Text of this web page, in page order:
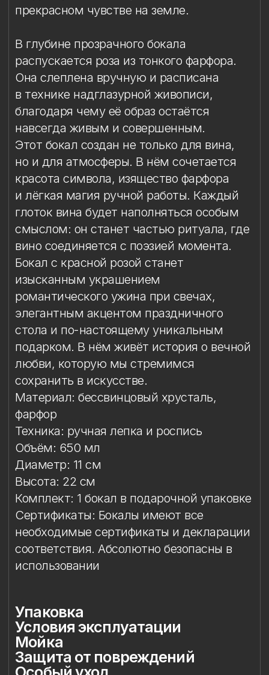
красота символа, изящество фарфора
смыслом: он станет частью ритуала, где
вино соединяется с поэзией момента.
Бокал с красной розой станет
романтического ужина при свечах,
элегантным акцентом праздничного
стола и по-настоящему уникальным
подарком. В нём живёт история о вечной
любви, которую мы стремимся
сохранить в искусстве.
Материал: бессвинцовый хрусталь,
фарфор
Техника: ручная лепка и роспись
Диаметр: 11 см
Высота: 22 см
Комплект: 1 бокал в подарочной упаковке
Сертификаты: Бокалы имеют все
необходимые сертификаты и декларации
соответствия. Абсолютно безопасны в
использовании
Упаковка
Условия эксплуатации
Мойка
Защита от повреждений
Особый уход
Сертификаты
Упаковка
Подарочная упаковка входит
в стоимость изделия. Доступны
коробки на один или два бокала.
Условия эксплуатации
Предназначен для подачи сухих
красных вин высшей категории.
Мойка
Допускается мытьё в посудомоечной
машине при температуре не выше 45
Ручная мойка не рекомендуется,
Защита от повреждений
Избегайте контакта с острыми,
жёсткими и абразивными предметами
(металлические губки, скребки, кромки
других бокалов и т. д.), чтобы
сохранить целостность стекла
и декора.